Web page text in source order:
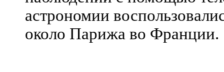
астрономии
около Парижа во Франции.